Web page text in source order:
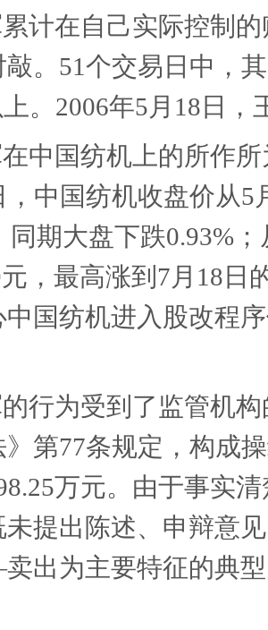
计在自己实际控制
。 51个交易日中，
。 2006年5 月 18 日，
中国纺机上的所作
，中国纺机收盘价从5
同期大盘下跌0.93%
元，最高涨到 7 月 18 日
中国纺机进入股改程
行为受到了监管机
》第77条规定，构成
万元。由于事实
未提出陈述、申辩
出为主要特征的典型